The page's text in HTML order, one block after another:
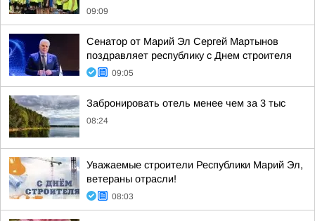
09:09
Сенатор от Марий Эл Сергей Мартынов
поздравляет республику с Днем строителя
09:05
Забронировать отель менее чем за 3 тыс
08:24
Уважаемые строители Республики Марий Эл,
ветераны отрасли!
08:03